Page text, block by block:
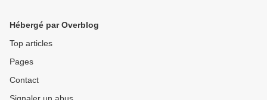
Hébergé par Overblog
Top articles
Pages
Contact